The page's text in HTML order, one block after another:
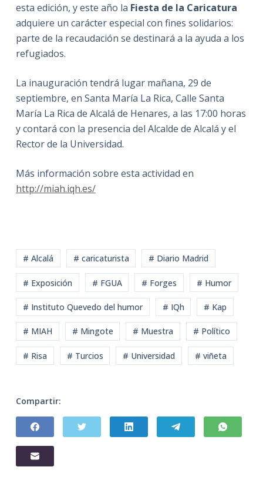
esta edición, y este año la Fiesta de la Caricatura
adquiere un carácter especial con fines solidarios:
parte de la recaudación se destinará a la ayuda a los
refugiados.
La inauguración tendrá lugar mañana, 29 de
septiembre, en Santa María La Rica, Calle Santa
María La Rica de Alcalá de Henares, a las 17:00 horas
y contará con la presencia del Alcalde de Alcalá y el
Rector de la Universidad.
Más información sobre esta actividad en
http://miah.iqh.es/
# Alcalá # caricaturista # Diario Madrid
# Exposición # FGUA # Forges # Humor
# Instituto Quevedo del humor # IQh # Kap
# MIAH # Mingote # Muestra # Político
# Risa # Turcios # Universidad # viñeta
Compartir: